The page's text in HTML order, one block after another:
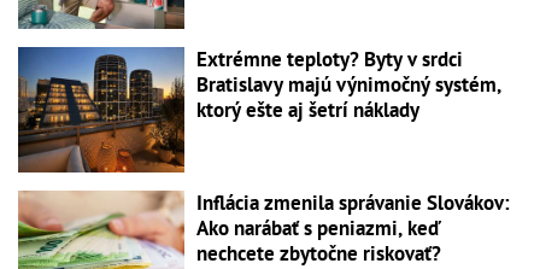
Extrémne teploty? Byty v srdci
Bratislavy majú výnimočný systém,
ktorý ešte aj šetrí náklady
Inflácia zmenila správanie Slovákov:
Ako narábať s peniazmi, keď
nechcete zbytočne riskovať?